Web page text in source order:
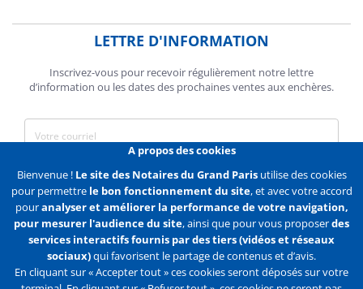
LETTRE D'INFORMATION
Inscrivez-vous pour recevoir régulièrement notre lettre
d’information ou les dates des prochaines ventes aux enchères.
J'accepte de recevoir des communications de la Chambre des
Notaires de Paris.
En savoir plus
S'abonner
A propos des cookies
Bienvenue ! Le site des Notaires du Grand Parisutilise des cookies
pour permettre le bon fonctionnement du site, et avec votre accord
pouranalyser et améliorer la performance de votre navigation,
pour mesurer l'audience du site, ainsi que pour vous proposerdes
services interactifs fournis par des tiers (vidéos et réseaux
sociaux)qui favorisent le partage de contenus et d’avis.
En cliquant sur « Accepter tout » ces cookies seront déposés sur votre